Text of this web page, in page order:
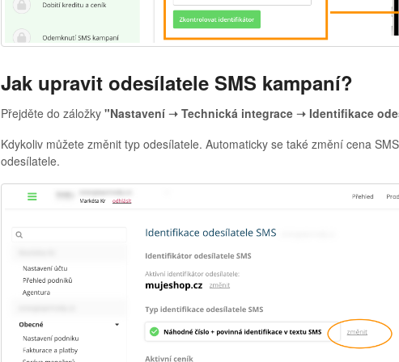
Jak upravit odesílatele SMS kampaní?
Přejděte do záložky "Nastavení ➝ Technická integrace ➝ Identifikace
Kdykoliv můžete změnit typ odesílatele. Automaticky se také změní cena
odesílatele.